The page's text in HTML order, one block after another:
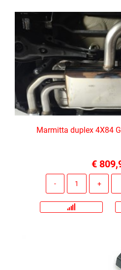
Marmitta duplex 4X84
€